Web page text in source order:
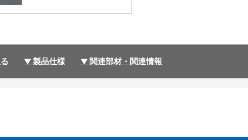
製品仕様 関連部材・関連情報